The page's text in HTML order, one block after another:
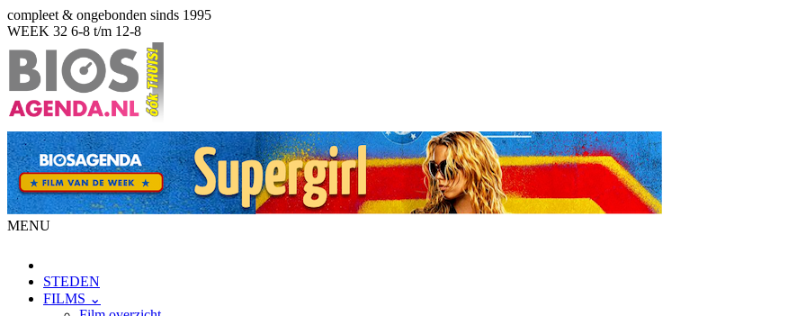
compleet & ongebonden sinds 1995
WEEK 32 6-8 t/m 12-8
MENU
STEDEN
FILMS ⌄